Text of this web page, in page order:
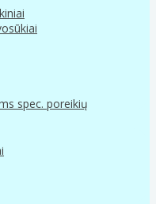
spec. poreikių